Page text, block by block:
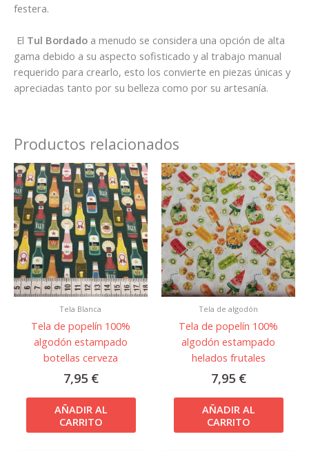
festera.
El Tul Bordado a menudo se considera una opción de alta
gama debido a su aspecto sofisticado y al trabajo manual
requerido para crearlo, esto los convierte en piezas únicas y
apreciadas tanto por su belleza como por su artesanía.
Productos relacionados
Tela Blanca
Tela de popelín 100%
algodón estampado
botellas cerveza
7,95 €
AÑADIR AL
CARRITO
Tela de algodón
Tela de popelín 100%
algodón estampado
helados frutales
7,95 €
AÑADIR AL
CARRITO